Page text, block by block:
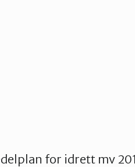
for idrett mv